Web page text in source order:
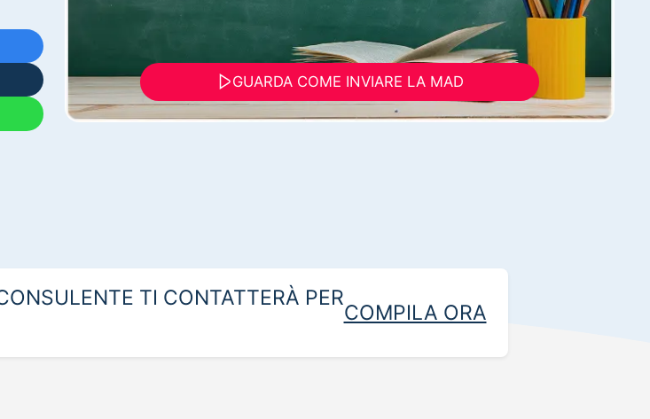
GUARDA COME INVIARE LA MAD
TI CONTATTERÀ PER
COMPILA ORA